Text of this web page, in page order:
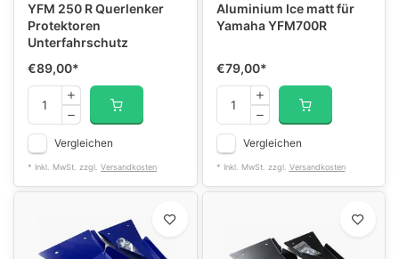
YFM 250 R Querlenker
Protektoren
Unterfahrschutz
€89,00*
Vergleichen
* Inkl. MwSt. zzgl. Versandkosten
Aluminium Ice matt für
Yamaha YFM700R
€79,00*
Vergleichen
* Inkl. MwSt. zzgl. Versandkosten